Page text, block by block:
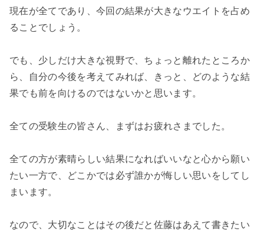
現在が全てであり、今回の結果が大きなウエイトを占め
ることでしょう。
でも、少しだけ大きな視野で、ちょっと離れたところか
ら、自分の今後を考えてみれば、きっと、どのような結
果でも前を向けるのではないかと思います。
全ての受験生の皆さん、まずはお疲れさまでした。
全ての方が素晴らしい結果になればいいなと心から願い
たい一方で、どこかでは必ず誰かが悔しい思いをしてし
まいます。
なので、大切なことはその後だと佐藤はあえて書きたい